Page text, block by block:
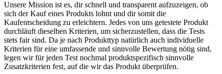
Unsere Mission ist es, dir schnell und transparent aufzuzeigen, ob
sich der Kauf eines Produkts lohnt und dir somit die
Kaufentscheidung zu erleichtern. Jedes von uns getestete Produkt
durchläuft dieselben Kriterien, um sicherzustellen, dass die Tests
stets fair sind. Da je nach Produkttyp natürlich auch individuelle
Kriterien für eine umfassende und sinnvolle Bewertung nötig sind,
legen wir für jeden Test nochmal produktspezifisch sinnvolle
Zusatzkriterien fest, auf die wir das Produkt überprüfen.